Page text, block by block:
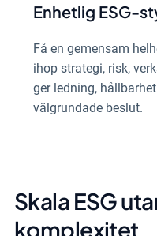
Enhetlig ESG-
Få en gemensam
ihop strategi, risk,
ger ledning,
välgrundade beslut.
Skala ESG
komplexitet